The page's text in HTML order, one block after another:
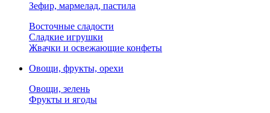
Зефир, мармелад, пастила
Восточные сладости
Сладкие игрушки
Жвачки и освежающие конфеты
Овощи, фрукты, орехи
Овощи, зелень
Фрукты и ягоды